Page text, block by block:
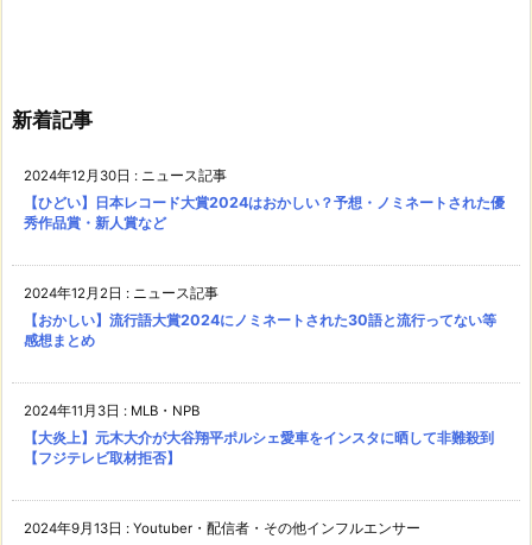
新着記事
2024年12月30日 : ニュース記事
【ひどい】日本レコード大賞2024はおかしい？予想・ノミネートされた優
秀作品賞・新人賞など
2024年12月2日 : ニュース記事
【おかしい】流行語大賞2024にノミネートされた30語と流行ってない等
感想まとめ
2024年11月3日 : MLB・NPB
【大炎上】元木大介が大谷翔平ポルシェ愛車をインスタに晒して非難殺到
【フジテレビ取材拒否】
2024年9月13日 : Youtuber・配信者・その他インフルエンサー